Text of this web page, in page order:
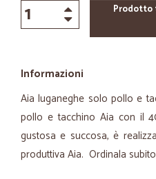
Prodotto
Informazioni
Aia luganeghe solo pollo e
pollo e tacchino Aia con il
gustosa e succosa, è
produttiva Aia. Ordinala